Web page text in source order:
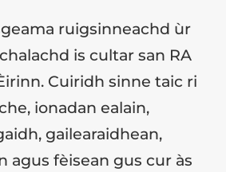
ruigsinneachd ùr
is cultar san RA
Cuiridh sinne taic ri
ionadan ealain,
gailearaidhean,
agus fèisean gus cur às